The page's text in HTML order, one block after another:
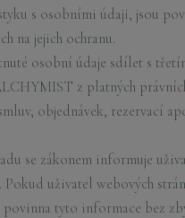
s osobními údaji, jsou
na jejich ochranu.
osobní údaje sdílet s
z platných
objednávek, rezervací
se zákonem informuje
Pokud uživatel webových
tyto informace bez